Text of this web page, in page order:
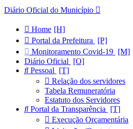
Diário Oficial do Município
Home
Portal da Prefeitura
Monitoramento Covid-19
Diário Oficial
Pessoal
Relação dos servidores
Tabela Remuneratória
Estatuto dos Servidores
Portal da Transparência
Execução Orçamentária